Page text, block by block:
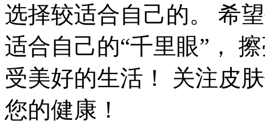
选择较适合自己的。 希
适合自己的“千里眼”，
受美好的生活！ 关注皮
您的健康！